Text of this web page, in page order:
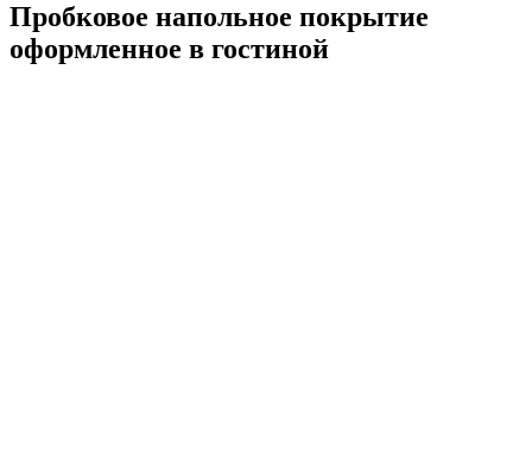
Пробковое напольное покрытие
оформленное в гостиной